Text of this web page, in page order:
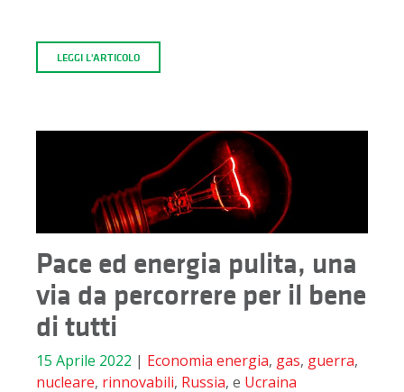
LEGGI L'ARTICOLO
Pace ed energia pulita, una
via da percorrere per il bene
di tutti
15 Aprile 2022 | Economia energia, gas, guerra,
nucleare, rinnovabili, Russia, e Ucraina